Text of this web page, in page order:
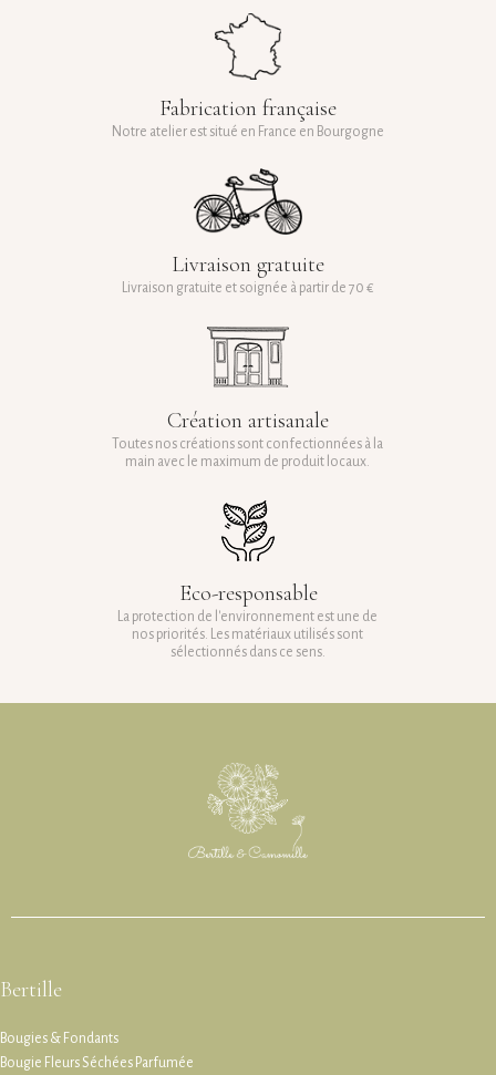
Fabrication française
Notre atelier est situé en France en Bourgogne
Livraison gratuite
Livraison gratuite et soignée à partir de 70 €
Création artisanale
Toutes nos créations sont confectionnées à la
main avec le maximum de produit locaux.
Eco-responsable
La protection de l'environnement est une de
nos priorités. Les matériaux utilisés sont
sélectionnés dans ce sens.
Bertille
Bougies & Fondants
Bougie Fleurs Séchées Parfumée